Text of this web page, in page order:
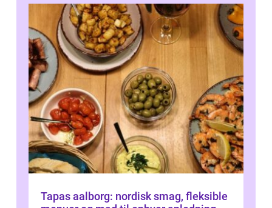
Tapas aalborg: nordisk smag, fleksible